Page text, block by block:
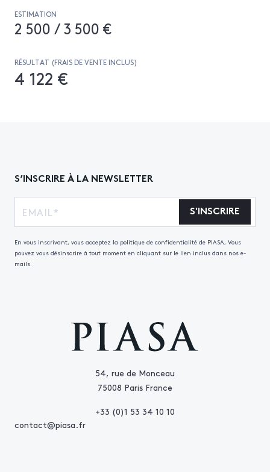
ESTIMATION
2 500 / 3 500 €
RÉSULTAT (FRAIS DE VENTE INCLUS)
4 122 €
54, rue de Monceau
75008 Paris France
+33 (0)1 53 34 10 10
contact@piasa.fr
S’INSCRIRE À LA NEWSLETTER
S'INSCRIRE
En vous inscrivant, vous acceptez la politique de confidentialité de PIASA, Vous
pouvez vous désinscrire à tout moment en cliquant sur le lien inclus dans nos e-
mails.